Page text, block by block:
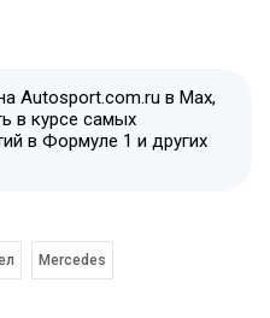
Autosport.com.ru в Max,
в курсе самых
в Формуле 1 и других
Mercedes